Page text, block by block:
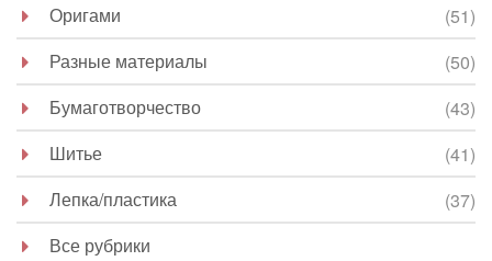
Оригами
(51)
Разные материалы
(50)
Бумаготворчество
(43)
Шитье
(41)
Лепка/пластика
(37)
Все рубрики